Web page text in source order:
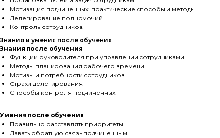
Мотивация подчиненных: практические способы и методы.
Делегирование полномочий.
Контроль сотрудников.
Знания и умения после обучения
Знания после обучения
Функции руководителя при управлении сотрудниками.
Методы планирования рабочего времени.
Мотивы и потребности сотрудников.
Страхи делегирования.
Способы контроля подчиненных.
Умения после обучения
Правильно расставлять приоритеты.
Давать обратную связь подчиненным.